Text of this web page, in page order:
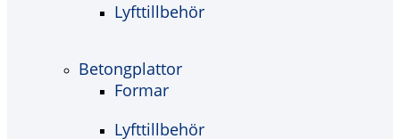
Lyfttillbehör
Betongplattor
Formar
Lyfttillbehör